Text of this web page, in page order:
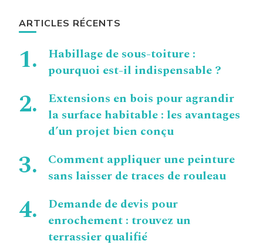
ARTICLES RÉCENTS
Habillage de sous-toiture :
pourquoi est-il indispensable ?
Extensions en bois pour agrandir
la surface habitable : les avantages
d’un projet bien conçu
Comment appliquer une peinture
sans laisser de traces de rouleau
Demande de devis pour
enrochement : trouvez un
terrassier qualifié